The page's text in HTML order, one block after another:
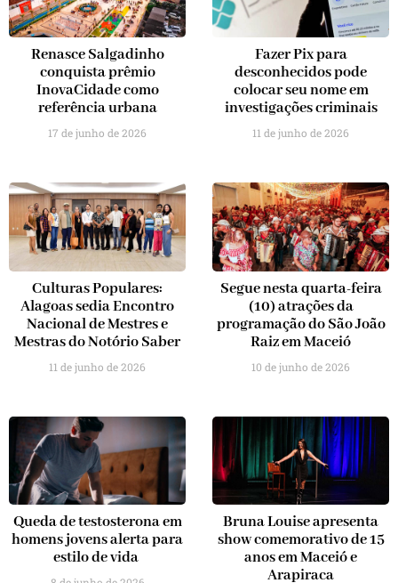
Renasce Salgadinho
conquista prêmio
InovaCidade como
referência urbana
17 de junho de 2026
Fazer Pix para
desconhecidos pode
colocar seu nome em
investigações criminais
11 de junho de 2026
Culturas Populares:
Alagoas sedia Encontro
Nacional de Mestres e
Mestras do Notório Saber
11 de junho de 2026
Segue nesta quarta-feira
(10) atrações da
programação do São João
Raiz em Maceió
10 de junho de 2026
Queda de testosterona em
homens jovens alerta para
estilo de vida
Bruna Louise apresenta
show comemorativo de 15
anos em Maceió e
Arapiraca